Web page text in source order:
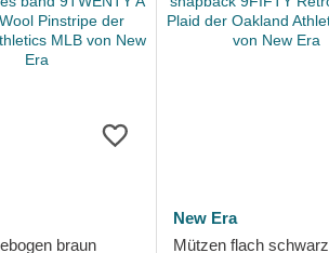
braun
New Era
Mützen flach schwarz